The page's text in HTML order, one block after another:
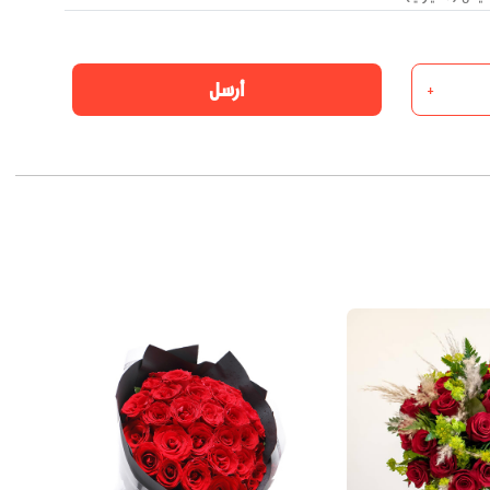
+ أرسل